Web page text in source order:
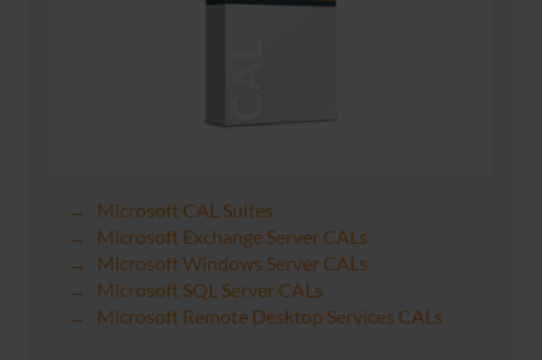
Microsoft CAL Suites
Microsoft Exchange Server CALs
Microsoft Windows Server CALs
Microsoft SQL Server CALs
Microsoft Remote Desktop Services CALs